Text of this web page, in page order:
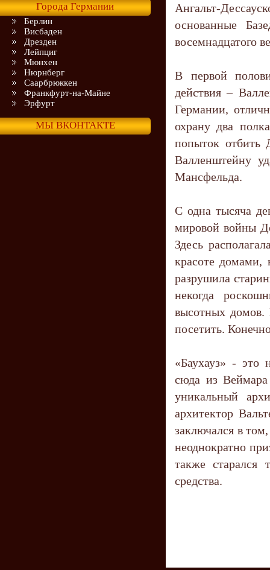
Ангальт-
основанные
восемнадцатого
В первой
действия –
Германии,
охрану два
попыток отбить
Валленштейну
Мансфельда.
С одна тысяча
мировой войны
Здесь
красоте домами,
разрушила
некогда
высотных домов.
посетить.
«Баухауз» - это
сюда из Веймара
уникальный
архитектор
заключался в
неоднократно
также старался
средства.
Города Германии
Берлин
Висбаден
Дрезден
Лейпциг
Мюнхен
Нюрнберг
Саарбрюккен
Франкфурт-на-Майне
Эрфурт
МЫ ВКОНТАКТЕ